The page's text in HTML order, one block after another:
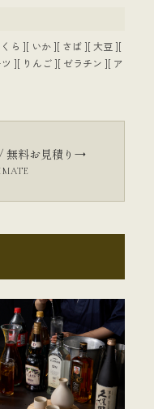
ら ][ いか ][ さば ][ 大豆 ][
][ りんご ][ ゼラチン ][ ア
無料お見積り→